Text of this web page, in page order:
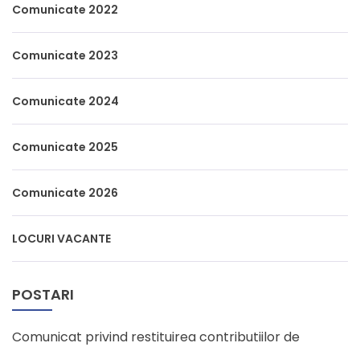
Comunicate 2022
Comunicate 2023
Comunicate 2024
Comunicate 2025
Comunicate 2026
LOCURI VACANTE
POSTARI
Comunicat privind restituirea contributiilor de